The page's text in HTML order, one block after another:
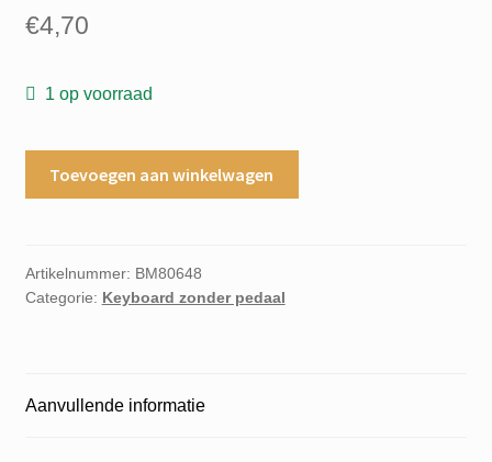
€4,70
1 op voorraad
Reihe
fur
elektronischen
Toevoegen aan winkelwagen
Artikelnummer: BM80648
Categorie: Keyboard zonder pedaal
Aanvullende informatie